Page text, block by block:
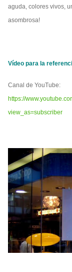
aguda, colores vivos,
asombrosa!
Vídeo para la
Canal de YouTube:
https://
view_as=subscriber